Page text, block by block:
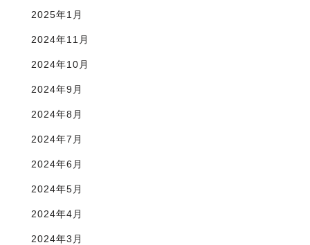
2025年1月
2024年11月
2024年10月
2024年9月
2024年8月
2024年7月
2024年6月
2024年5月
2024年4月
2024年3月